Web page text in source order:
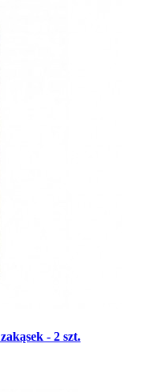
- 2 szt.